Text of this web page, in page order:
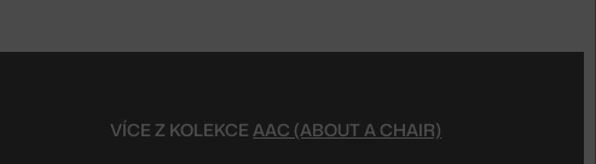
VÍCE Z KOLEKCE AAC (ABOUT A CHAIR)